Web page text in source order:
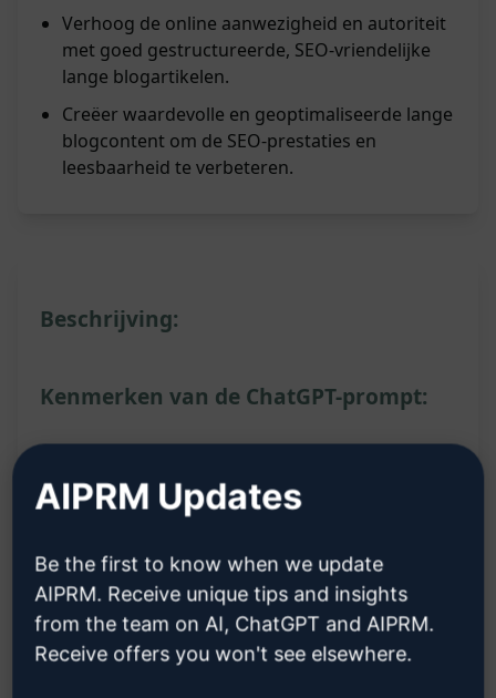
Verhoog de online aanwezigheid en autoriteit
met goed gestructureerde, SEO-vriendelijke
lange blogartikelen.
Creëer waardevolle en geoptimaliseerde lange
blogcontent om de SEO-prestaties en
leesbaarheid te verbeteren.
Beschrijving:
Kenmerken van de ChatGPT-prompt:
lange bloginhoud
Helpt bij het creëren van hoogwaardige en
boeiende content
Ondersteunt bij het genereren van inhoud die
zoekmachines aantrekt
AIPRM Updates
Be the first to know when we update
AIPRM. Receive unique tips and insights
from the team on AI, ChatGPT and AIPRM.
Receive offers you won't see elsewhere.